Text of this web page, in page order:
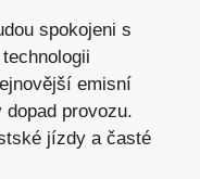
spokojeni s
emisní
provozu.
jízdy a časté